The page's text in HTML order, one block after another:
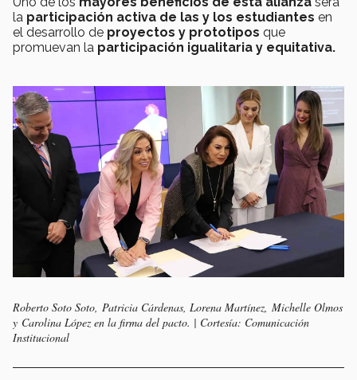
la participación activa de las y los estudiantes en
el desarrollo de proyectos y prototipos que
promuevan la participación igualitaria y equitativa.
Roberto Soto Soto, Patricia Cárdenas, Lorena Martínez, Michelle Olmos
y Carolina López en la firma del pacto. | Cortesía: Comunicación
Institucional